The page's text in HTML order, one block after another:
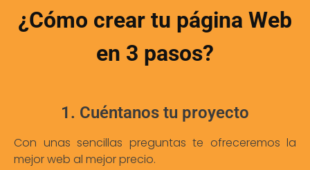
¿Cómo crear tu página Web
en 3 pasos?
1. Cuéntanos tu proyecto
Con unas sencillas preguntas te ofreceremos la
mejor web al mejor precio.